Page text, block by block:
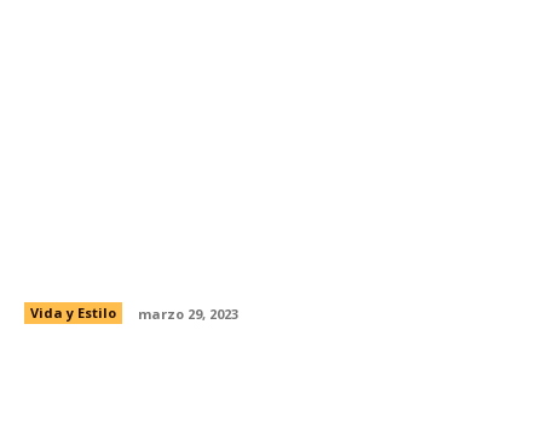
Vida y Estilo marzo 29, 2023